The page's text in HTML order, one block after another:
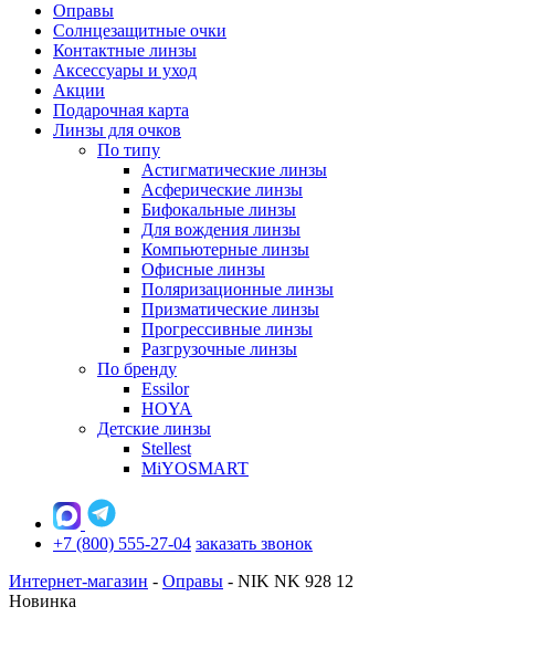
Оправы
Солнцезащитные очки
Контактные линзы
Аксессуары и уход
Акции
Подарочная карта
Линзы для очков
По типу
Астигматические линзы
Асферические линзы
Бифокальные линзы
Для вождения линзы
Компьютерные линзы
Офисные линзы
Поляризационные линзы
Призматические линзы
Прогрессивные линзы
Разгрузочные линзы
По бренду
Essilor
HOYA
Детские линзы
Stellest
MiYOSMART
+7 (800) 555-27-04 заказать звонок
Интернет-магазин - Оправы - NIK NK 928 12
Новинка